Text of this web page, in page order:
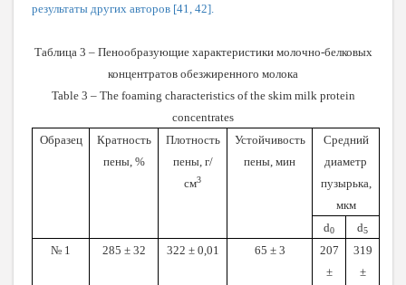
результаты других авторов [41, 42].
Таблица 3 – Пенообразующие характеристики молочно-белковых
концентратов обезжиренного молока
Table 3 – The foaming characteristics of the skim milk protein
concentrates
Образец
Кратность
пены, %
Плотность
пены, г/
см3
Устойчивость
пены, мин
Средний
диаметр
пузырька,
мкм
d0 d5
№ 1 285 ± 32 322 ± 0,01 65 ± 3
207
±
319
±